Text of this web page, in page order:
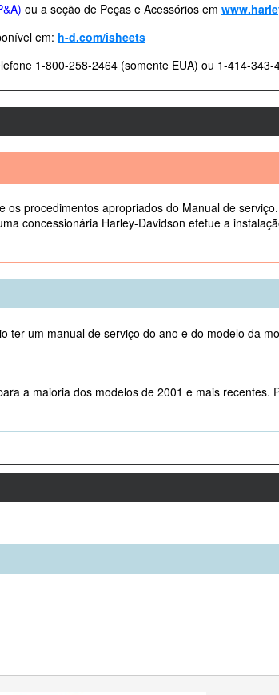
ou a seção de Peças e Acessórios em
em: h-d.com/isheets
1-800-258-2464 (somente EUA) ou 1-414-343-
procedimentos apropriados do Manual de
concessionária Harley-Davidson efetue a
um manual de serviço do ano e do modelo da
a maioria dos modelos de 2001 e mais recentes.